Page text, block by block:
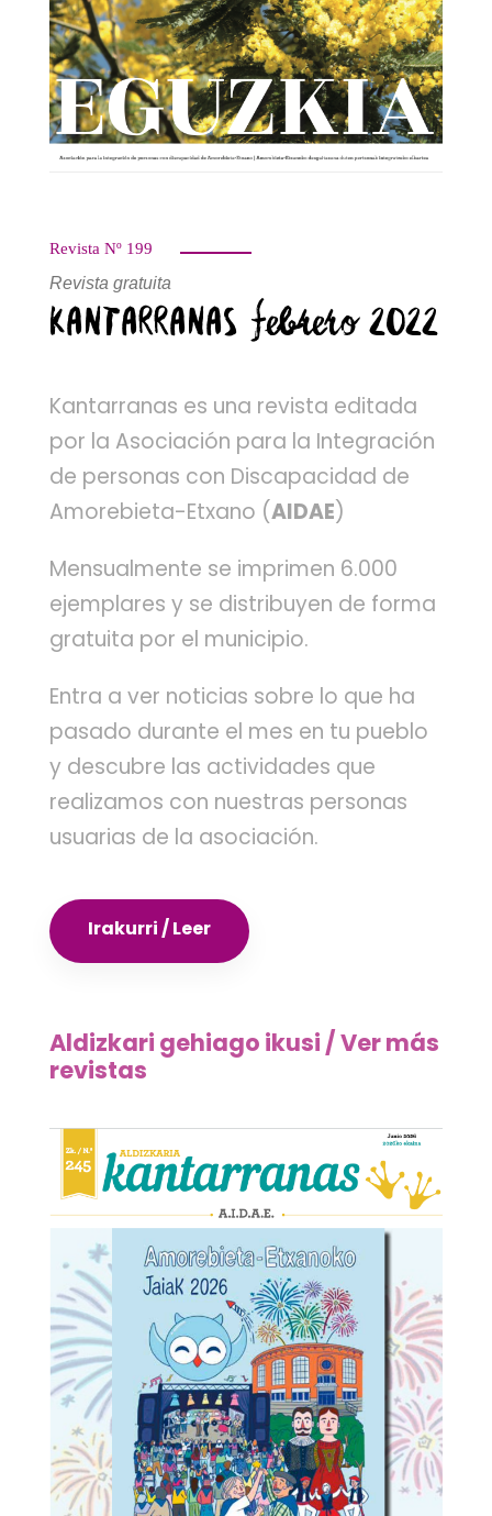
Revista Nº 199
Revista gratuita
KANTARRANAS febrero 2022
Kantarranas es una revista editada
por la Asociación para la Integración
de personas con Discapacidad de
Amorebieta-Etxano (AIDAE)
Mensualmente se imprimen 6.000
ejemplares y se distribuyen de forma
gratuita por el municipio.
Entra a ver noticias sobre lo que ha
pasado durante el mes en tu pueblo
y descubre las actividades que
realizamos con nuestras personas
usuarias de la asociación.
Irakurri / Leer
Aldizkari gehiago ikusi / Ver más
revistas